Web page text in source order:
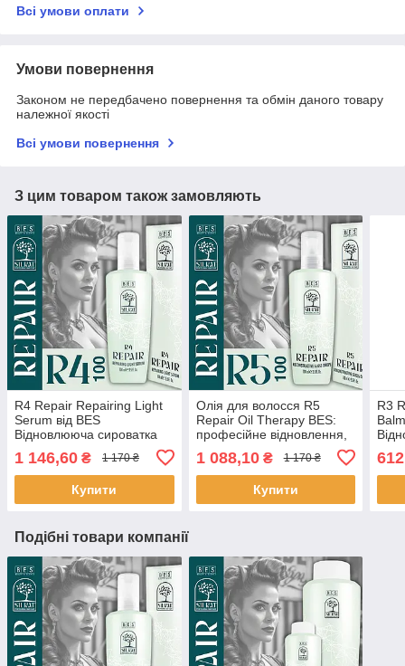
Всі умови оплати
Умови повернення
Законом не передбачено повернення та обмін даного товару
належної якості
Всі умови повернення
З цим товаром також замовляють
R4 Repair Repairing Light
Serum від BES
Відновлююча сироватка
1 146,60 ₴ 1 170 ₴
Купити
Олія для волосся R5
Repair Oil Therapy BES:
професійне відновлення,
1 088,10₴ 1 170 ₴
Купити
R3
Подібні товари компанії